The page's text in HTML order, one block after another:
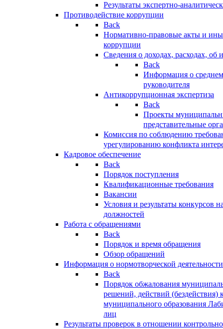
Результаты экспертно-
Противодействие коррупции
Back
Нормативно-правовые акты и
коррупции
Сведения о доходах, расходах, об
Back
Информация о
руководителя
Антикоррупционная экспертиза
Back
Проекты
представительные
Комиссия по соблюдению
урегулированию конфликта
Кадровое обеспечение
Back
Порядок поступления
Квалификационные требования
Вакансии
Условия и результаты конкурсов
должностей
Работа с обращениями
Back
Порядок и время обращения
Обзор обращений
Информация о нормотворческой деятельности
Back
Порядок обжалования
решений, действий (бездействия)
муниципального образования
лиц
Результаты проверок в отношении